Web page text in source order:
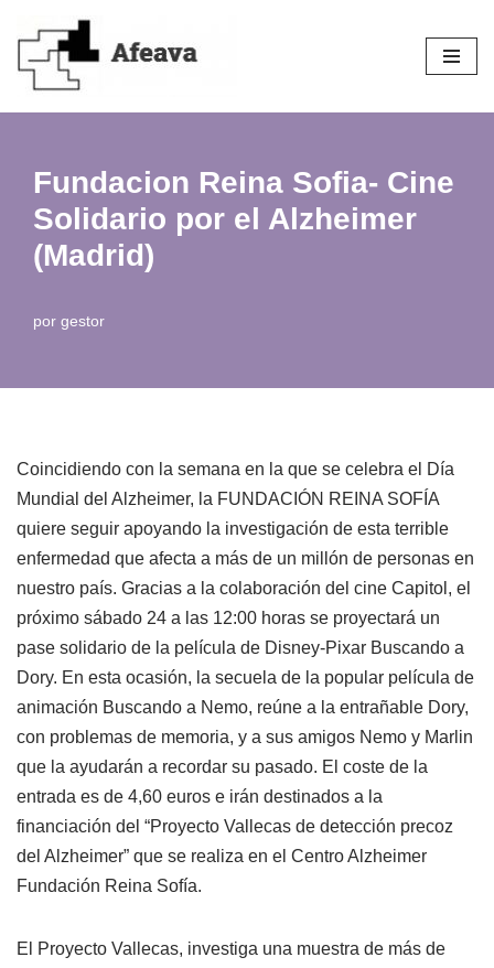
Saltar
Fundacion Reina Sofia- Cine
Solidario por el Alzheimer
(Madrid)
por gestor
Coincidiendo con la semana en la que se celebra el Día
Mundial del Alzheimer, la FUNDACIÓN REINA SOFÍA
quiere seguir apoyando la investigación de esta terrible
enfermedad que afecta a más de un millón de personas en
nuestro país. Gracias a la colaboración del cine Capitol, el
próximo sábado 24 a las 12:00 horas se proyectará un
pase solidario de la película de Disney-Pixar Buscando a
Dory. En esta ocasión, la secuela de la popular película de
animación Buscando a Nemo, reúne a la entrañable Dory,
con problemas de memoria, y a sus amigos Nemo y Marlin
que la ayudarán a recordar su pasado. El coste de la
entrada es de 4,60 euros e irán destinados a la
financiación del “Proyecto Vallecas de detección precoz
del Alzheimer” que se realiza en el Centro Alzheimer
Fundación Reina Sofía.
El Proyecto Vallecas, investiga una muestra de más de